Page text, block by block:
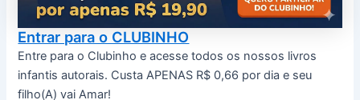
Entrar para o CLUBINHO
Entre para o Clubinho e acesse todos os nossos livros
infantis autorais. Custa APENAS R$ 0,66 por dia e seu
filho(A) vai Amar!